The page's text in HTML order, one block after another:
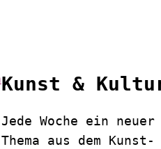
Kunst &
Jede Woche ein
Thema aus dem